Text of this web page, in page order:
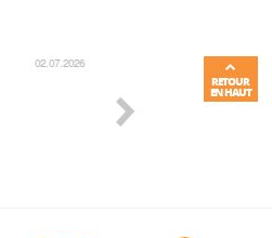
01.07.2026
Très bon suivi et très
RETOUR
EN HAUT